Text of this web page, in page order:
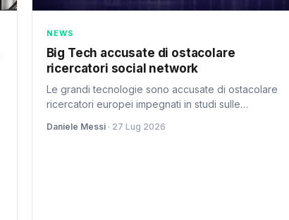
NEWS
Big Tech accusate di ostacolare
ricercatori social network
Le grandi tecnologie sono accusate di ostacolare
ricercatori europei impegnati in studi sulle
Georgescu a TikTok ha spinto all'azione.
Daniele Messi· 27 Lug 2026